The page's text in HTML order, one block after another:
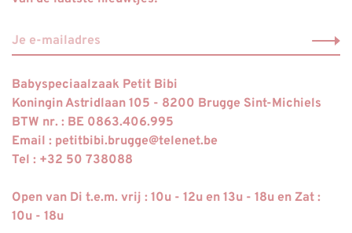
Babyspeciaalzaak Petit Bibi
Koningin Astridlaan 105 - 8200 Brugge Sint-Michiels
BTW nr. : BE 0863.406.995
Email : petitbibi.brugge@telenet.be
Tel : +32 50 738088
Open van Di t.e.m. vrij : 10u - 12u en 13u - 18u en Zat :
10u - 18u